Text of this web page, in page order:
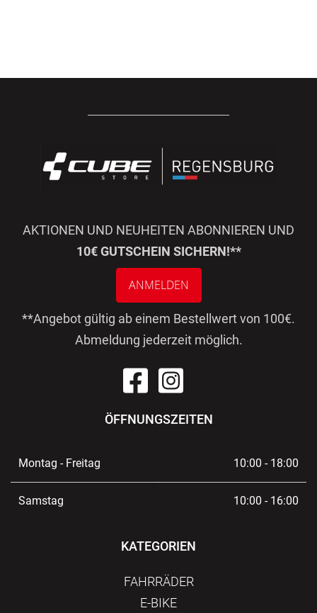
AKTIONEN UND NEUHEITEN ABONNIEREN UND
10€ GUTSCHEIN SICHERN!**
ANMELDEN
**Angebot gültig ab einem Bestellwert von 100€.
Abmeldung jederzeit möglich.
ÖFFNUNGSZEITEN
Montag - Freitag 10:00 - 18:00
Samstag 10:00 - 16:00
KATEGORIEN
FAHRRÄDER
E-BIKE